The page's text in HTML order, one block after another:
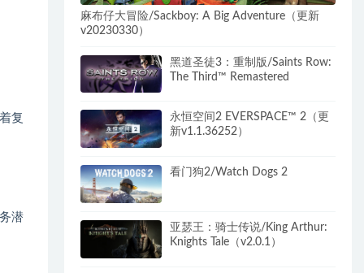
复
潜
麻布仔大冒险/Sackboy: A Big Adventure（更新
v20230330）
黑道圣徒3：重制版/Saints Row:
The Third™ Remastered
永恒空间2 EVERSPACE™ 2（更
新v1.1.36252）
看门狗2/Watch Dogs 2
亚瑟王：骑士传说/King Arthur:
Knights Tale（v2.0.1）